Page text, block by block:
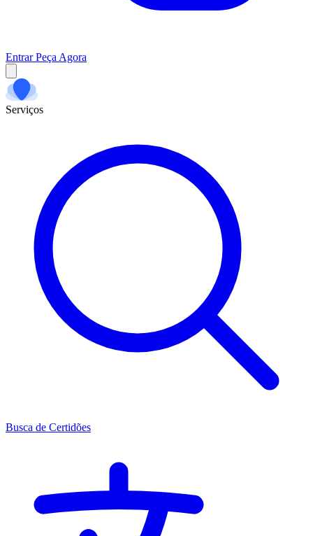
Entrar Peça Agora
Serviços
Busca de Certidões